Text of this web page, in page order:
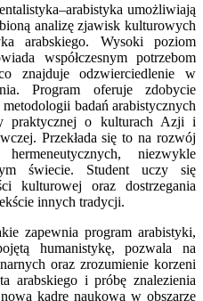
umożliwiają
analizę zjawisk kulturowych
arabskiego. Wysoki poziom
współczesnym potrzebom
znajduje odzwierciedlenie w
Program oferuje zdobycie
badań arabistycznych
praktycznej o kulturach Azji i
Przekłada się to na rozwój
niezwykle
świecie. Student uczy się
kulturowej oraz dostrzegania
innych tradycji.
zapewnia program arabistyki,
humanistykę, pozwala na
oraz zrozumienie korzeni
arabskiego i próbę znalezienia
kadrę naukową w obszarze